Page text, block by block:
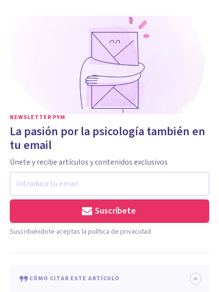
NEWSLETTER PYM
La pasión por la psicología también en
tu email
Únete y recibe artículos y contenidos exclusivos
Suscríbete
Suscribiéndote aceptas la política de privacidad
CÓMO CITAR ESTE ARTÍCULO